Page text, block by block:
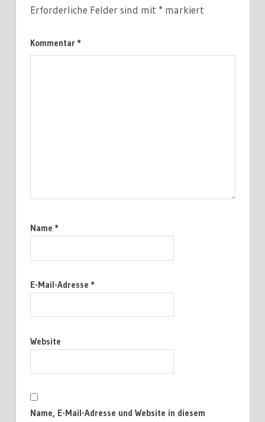
Erforderliche Felder sind mit * markiert
Kommentar *
Name *
E-Mail-Adresse *
Website
Name, E-Mail-Adresse und Website in diesem